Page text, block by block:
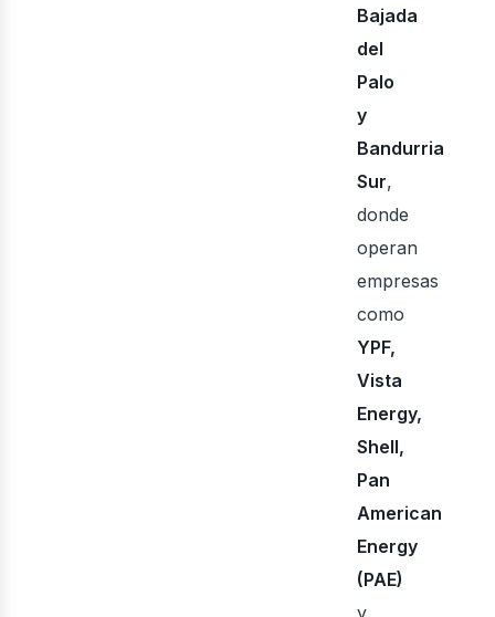
Bajada
del
Palo
y
Bandurria
Sur,
donde
operan
empresas
como
YPF,
Vista
Energy,
Shell,
Pan
American
Energy
(PAE)